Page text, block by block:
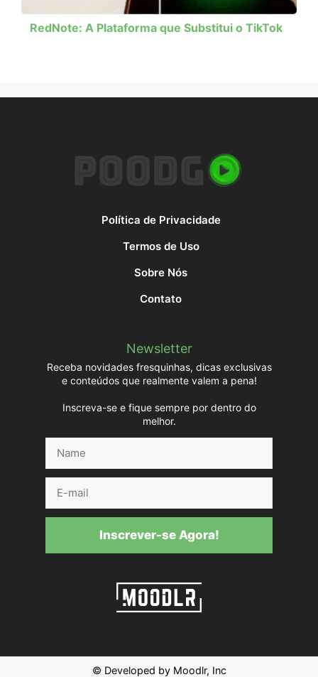
RedNote: A Plataforma que Substitui o TikTok
Política de Privacidade
Termos de Uso
Sobre Nós
Contato
Newsletter
Receba novidades fresquinhas, dicas exclusivas
e conteúdos que realmente valem a pena!
Inscreva-se e fique sempre por dentro do
melhor.
mail
Inscrever-se Agora!